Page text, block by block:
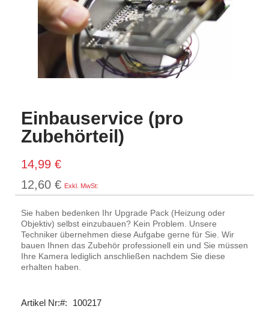
Einbauservice (pro
Zubehörteil)
14,99 €
12,60 €
Sie haben bedenken Ihr Upgrade Pack (Heizung oder
Objektiv) selbst einzubauen? Kein Problem. Unsere
Techniker übernehmen diese Aufgabe gerne für Sie. Wir
bauen Ihnen das Zubehör professionell ein und Sie müssen
Ihre Kamera lediglich anschließen nachdem Sie diese
erhalten haben.
Artikel Nr:
100217